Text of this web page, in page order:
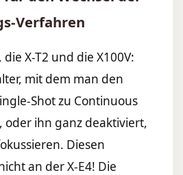
Verfahren
X-T2 und die X100V:
mit dem man den
Shot zu Continuous
oder ihn ganz deaktiviert,
Diesen
an der X-E4! Die